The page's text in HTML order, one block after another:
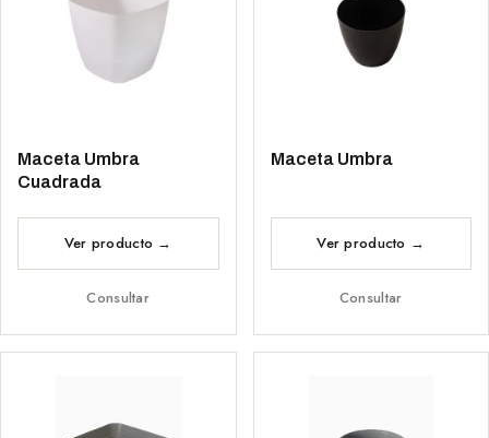
Maceta Umbra
Cuadrada
Consultar
Maceta Umbra
Consultar